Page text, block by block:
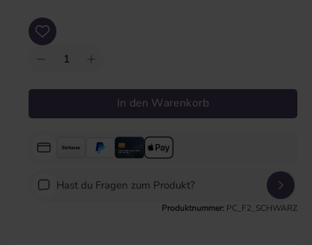
Produkt Anzahl: Gib den gewünschten Wert ein oder benutze die Schaltflächen
In den Warenkorb
Hast du Fragen zum Produkt?
Produktnummer: PC_F2_SCHWARZ